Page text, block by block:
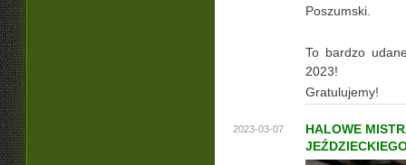
Poszumski.
To bardzo
2023!
Gratulujemy!
2023-03-07
HALOWE